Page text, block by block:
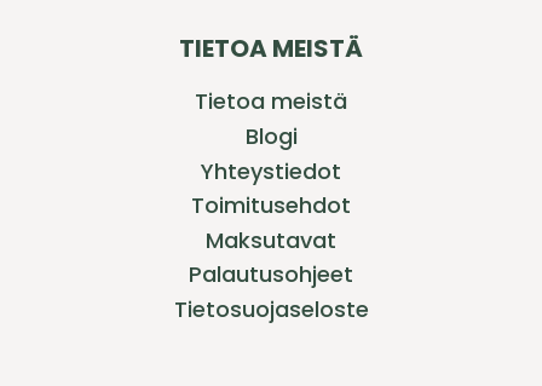
TIETOA MEISTÄ
Tietoa meistä
Blogi
Yhteystiedot
Toimitusehdot
Maksutavat
Palautusohjeet
Tietosuojaseloste